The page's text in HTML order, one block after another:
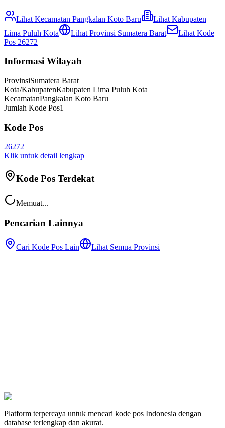
Lihat Kecamatan Pangkalan Koto Baru Lihat Kabupaten
Lima Puluh Kota
Lihat Provinsi Sumatera Barat
Lihat Kode
Pos 26272
Informasi Wilayah
ProvinsiSumatera Barat
Kota/KabupatenKabupaten Lima Puluh Kota
KecamatanPangkalan Koto Baru
Jumlah Kode Pos1
Kode Pos
26272
Klik untuk detail lengkap
Kode Pos Terdekat
Memuat...
Pencarian Lainnya
Cari Kode Pos Lain Lihat Semua Provinsi
Platform terpercaya untuk mencari kode pos Indonesia dengan
database terlengkap dan akurat.